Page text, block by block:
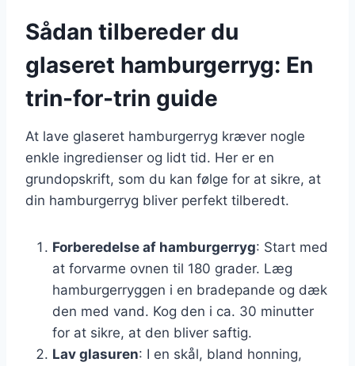
Sådan tilbereder du
glaseret hamburgerryg: En
trin-for-trin guide
At lave glaseret hamburgerryg kræver nogle
enkle ingredienser og lidt tid. Her er en
grundopskrift, som du kan følge for at sikre, at
din hamburgerryg bliver perfekt tilberedt.
Forberedelse af hamburgerryg: Start med
at forvarme ovnen til 180 grader. Læg
hamburgerryggen i en bradepande og dæk
den med vand. Kog den i ca. 30 minutter
for at sikre, at den bliver saftig.
Lav glasuren: I en skål, bland honning,